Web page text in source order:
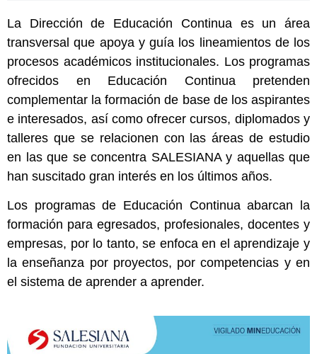
La Dirección de Educación Continua es un área
transversal que apoya y guía los lineamientos de los
procesos académicos institucionales. Los programas
ofrecidos en Educación Continua pretenden
complementar la formación de base de los aspirantes
e interesados, así como ofrecer cursos, diplomados y
talleres que se relacionen con las áreas de estudio
en las que se concentra SALESIANA y aquellas que
han suscitado gran interés en los últimos años.
Los programas de Educación Continua abarcan la
formación para egresados, profesionales, docentes y
empresas, por lo tanto, se enfoca en el aprendizaje y
la enseñanza por proyectos, por competencias y en
el sistema de aprender a aprender.